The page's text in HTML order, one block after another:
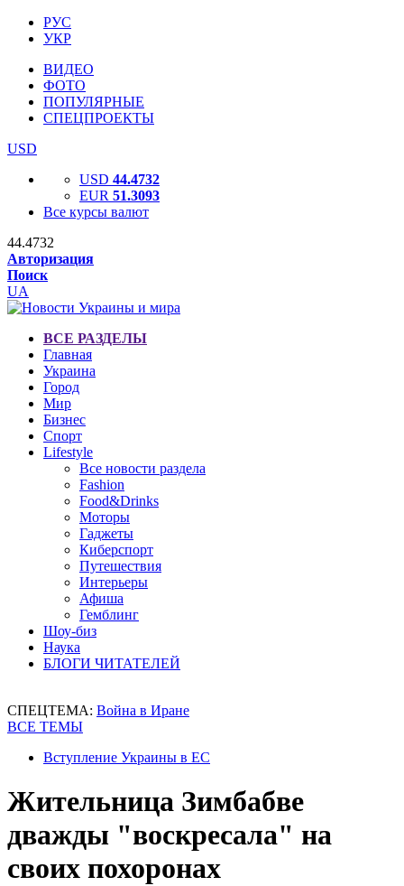
РУС
УКР
ВИДЕО
ФОТО
ПОПУЛЯРНЫЕ
СПЕЦПРОЕКТЫ
USD
USD 44.4732
EUR 51.3093
Все курсы валют
44.4732
Авторизация
Поиск
UA
ВСЕ РАЗДЕЛЫ
Главная
Украина
Город
Мир
Бизнес
Спорт
Lifestyle
Все новости раздела
Fashion
Food&Drinks
Моторы
Гаджеты
Киберспорт
Путешествия
Интерьеры
Афиша
Гемблинг
Шоу-биз
Наука
БЛОГИ ЧИТАТЕЛЕЙ
СПЕЦТЕМА: Война в Иране
ВСЕ ТЕМЫ
Вступление Украины в ЕС
Жительница Зимбабве
дважды "воскресала" на
своих похоронах